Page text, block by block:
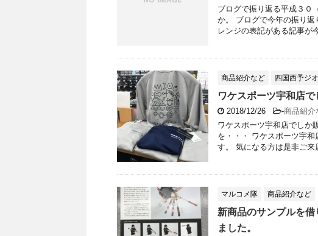
ブログで振り返る平成３０
か。 ブログで今年の振り
レンジの表記がある記事が
商品紹介など 四国西予ジ
ワケスポーツ宇和店
2018/12/26 -商品紹介
ワケスポーツ宇和店でしか
を・・・ ワケスポーツ宇
す。 気になる方は是非ご来
マルコメ隊 商品紹介など
新商品のサンプルを
ました。